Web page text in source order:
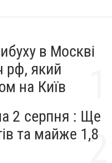
в Москві
рф, який
на Київ
2 серпня : Ще
та майже 1,8